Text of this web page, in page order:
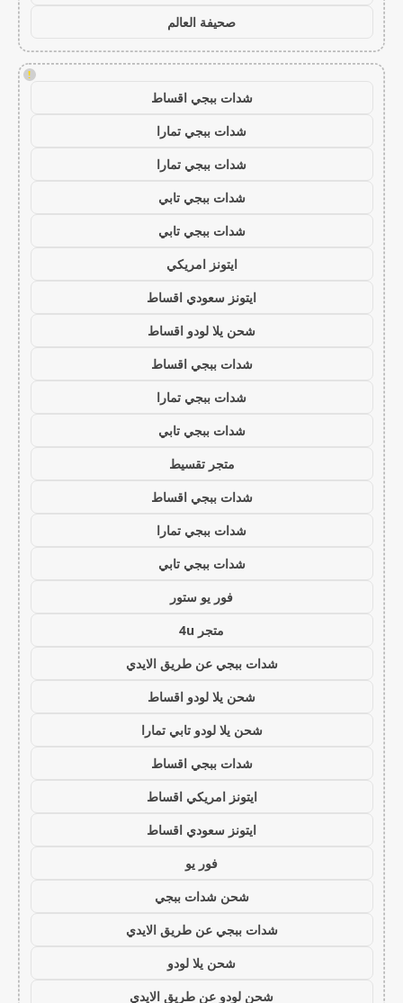
صحيفة العالم
!
شدات ببجي اقساط
شدات ببجي تمارا
شدات ببجي تمارا
شدات ببجي تابي
شدات ببجي تابي
ايتونز امريكي
ايتونز سعودي اقساط
شحن يلا لودو اقساط
شدات ببجي اقساط
شدات ببجي تمارا
شدات ببجي تابي
متجر تقسيط
شدات ببجي اقساط
شدات ببجي تمارا
شدات ببجي تابي
فور يو ستور
متجر 4u
شدات ببجي عن طريق الايدي
شحن يلا لودو اقساط
شحن يلا لودو تابي تمارا
شدات ببجي اقساط
ايتونز امريكي اقساط
ايتونز سعودي اقساط
فور يو
شحن شدات ببجي
شدات ببجي عن طريق الايدي
شحن يلا لودو
شحن لودو عن طريق الايدي